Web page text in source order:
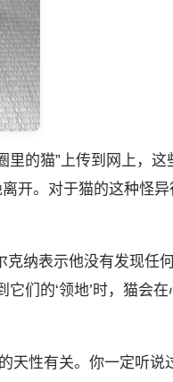
里的猫”上传到网上，这
开。对于猫的这种怪
纳表示他没有发现任
们的‘领地’时，猫会
性有关。你一定听说